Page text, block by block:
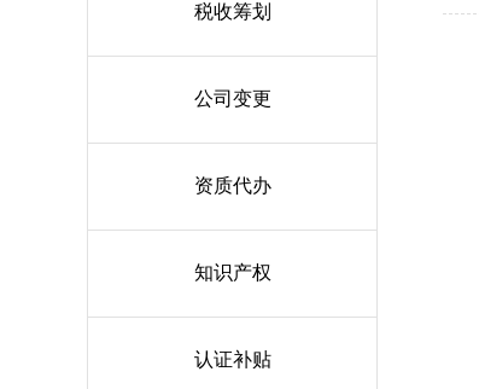
税收筹划
公司变更
资质代办
知识产权
认证补贴